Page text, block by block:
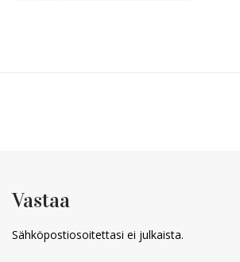
Vastaa
Sähköpostiosoitettasi ei julkaista.